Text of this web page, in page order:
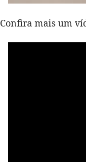
Confira mais um